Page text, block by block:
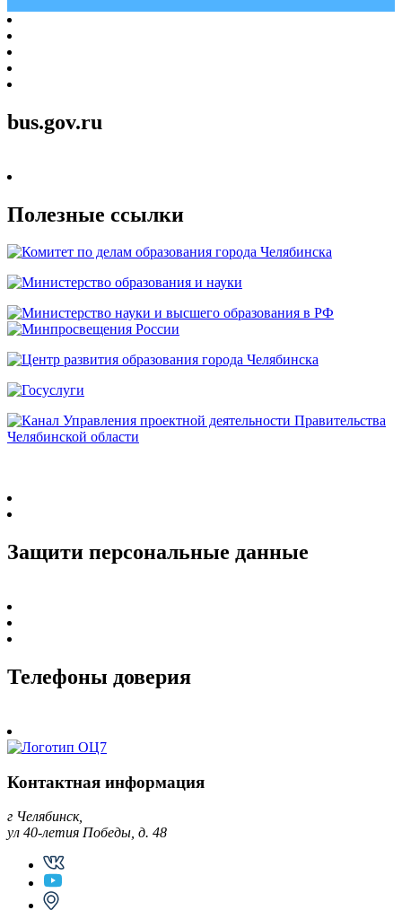
bus.gov.ru
Полезные ссылки
Защити персональные данные
Телефоны доверия
Контактная информация
г Челябинск,
ул 40-летия Победы, д. 48